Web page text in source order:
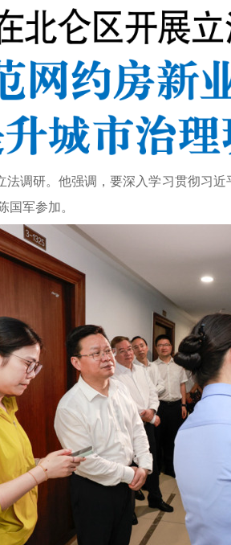
调研。他强调，要深入学习贯彻习
国军参加。